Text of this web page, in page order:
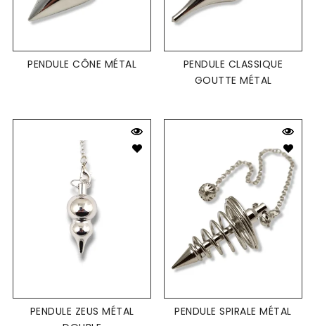
PENDULE CÔNE MÉTAL
PENDULE CLASSIQUE
GOUTTE MÉTAL
PENDULE ZEUS MÉTAL
PENDULE SPIRALE MÉTAL